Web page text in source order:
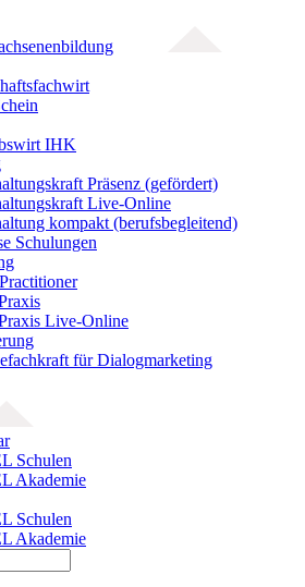
IHK
Präsenz (gefördert)
Live-Online
kompakt (berufsbegleitend)
Schulungen
Live-Online
für Dialogmarketing
Schulen
Akademie
Schulen
Akademie